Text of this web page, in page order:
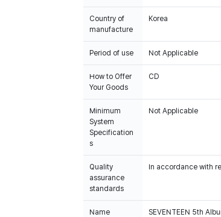
Country of
manufacture
Korea
Period of use Not Applicable
How to Offer
Your Goods
CD
Minimum
System
Specification
s
Not Applicable
Quality
assurance
standards
In accordance with
Name SEVENTEEN 5th